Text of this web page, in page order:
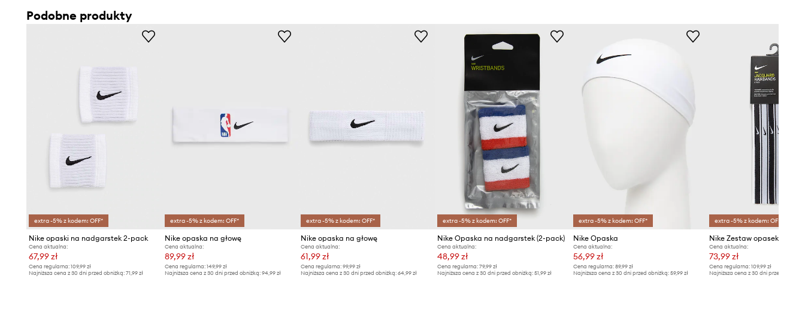
Podobne produkty
extra -5% z kodem: OFF*
Nike opaski na nadgarstek 2-pack
Cena aktualna:
67,99 zł
Cena regularna: 109,99 zł
Najniższa cena z 30 dni przed obniżką: 71,99 zł
extra -5% z kodem: OFF*
Nike opaska na głowę
Cena aktualna:
89,99 zł
Cena regularna:149,99 zł
Najniższa cena z 30 dni przed obniżką:94,99 zł
extra -5% z kodem: OFF*
Nike opaska na głowę
Cena aktualna:
61,99 zł
Cena regularna: 99,99 zł
Najniższa cena z 30 dni przed obniżką: 64,99 zł
extra -5% z kodem: OFF*
Nike Opaska na nadgarstek (2-pack)
Cena aktualna:
48,99 zł
Cena regularna: 79,99 zł
Najniższa cena z 30 dni przed obniżką: 51,99 zł
extra -5% z kodem: OFF*
Nike Opaska
Cena aktualna:
56,99 zł
Cena regularna:89,99 zł
Najniższa cena z 30 dni przed obniżką:59,99 zł
extra -5% z kodem: OFF*
Cena aktualna:
73,99 zł
Cena regularna: 109,99 zł
Najniższa cena z 30 dni przed obniżką: